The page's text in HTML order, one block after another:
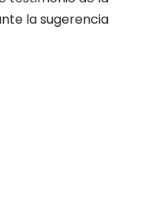
la sugerencia
PR